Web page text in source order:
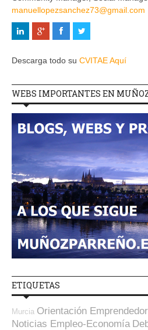
manuellopezsanchez73@gmail.com
Descarga todo su CVITAE Aquí
WEBS IMPORTANTES EN
ETIQUETAS
Murcia Orientación
Noticias Empleo-Economía